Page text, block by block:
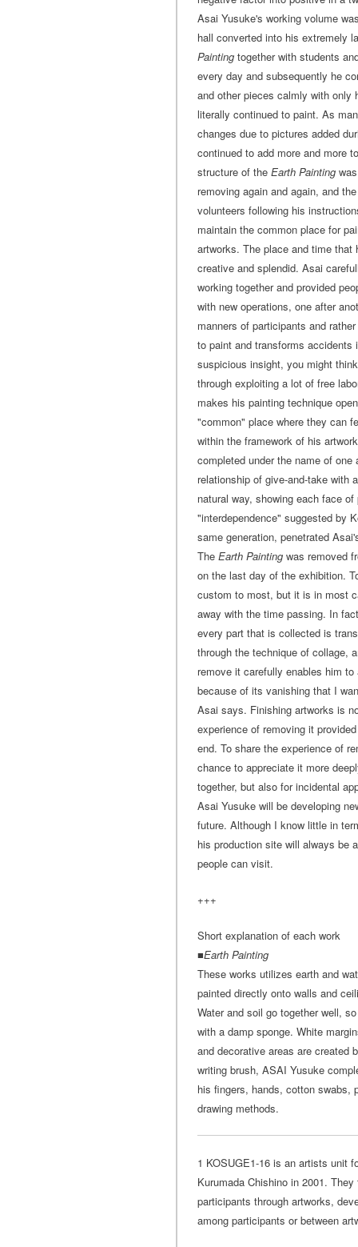
Asai Yusuke's working volume
hall converted into his extremely
Painting together with students
every day and subsequently he
and other pieces calmly with
literally continued to paint. As
changes due to pictures added
continued to add more and more
structure of the Earth Painting
removing again and again, and
volunteers following his
maintain the common place for
artworks. The place and time that
creative and splendid. Asai
working together and provided
with new operations, one after
manners of participants and
to paint and transforms
suspicious insight, you might
through exploiting a lot of free
makes his painting technique
"common" place where they can
within the framework of his
completed under the name of
relationship of give-and-take with
natural way, showing each face
"interdependence" suggested by
same generation, penetrated
The Earth Painting was removed
on the last day of the exhibition.
custom to most, but it is in most
away with the time passing. In
every part that is collected is
through the technique of collage,
remove it carefully enables him
because of its vanishing that I
Asai says. Finishing artworks is
experience of removing it
end. To share the experience of
chance to appreciate it more
together, but also for incidental
Asai Yusuke will be developing
future. Although I know little in
his production site will always be
people can visit.
+++
Short explanation of each work
■Earth Painting
These works utilizes earth and
painted directly onto walls and
Water and soil go together well,
with a damp sponge. White
and decorative areas are created
writing brush, ASAI Yusuke
his fingers, hands, cotton swabs,
drawing methods.
1 KOSUGE1-16 is an artists unit
Kurumada Chishino in 2001.
participants through artworks,
among participants or between